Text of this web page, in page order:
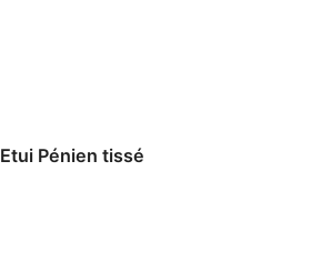
Etui Pénien tissé